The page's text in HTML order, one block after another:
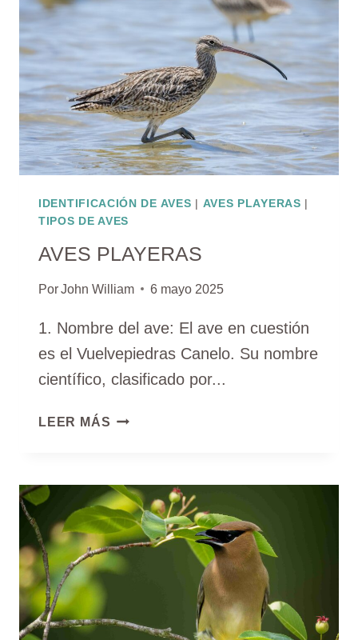
IDENTIFICACIÓN DE AVES | AVES PLAYERAS |
TIPOS DE AVES
AVES PLAYERAS
PorJohn William 6 mayo 2025
1. Nombre del ave: El ave en cuestión
es el Vuelvepiedras Canelo. Su nombre
científico, clasificado por...
LEER MÁS AVES